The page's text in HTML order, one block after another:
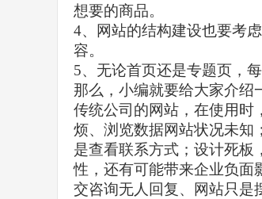
想要的商品。
4、网站的结构建设也要考
容。
5、无论首页还是专题页，
那么，小编就要给大家介绍
传统公司的网站，在使用时
烦、浏览数据网站状况未知
是查看联系方式；设计死板
性，还有可能带来企业负面
交咨询无人回复、网站只是